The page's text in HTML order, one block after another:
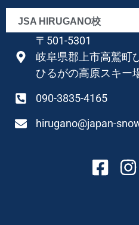
JSA HIRUGANO校
〒501-5301
岐阜県郡上市高鷲町
ひるがの高原スキー
090-3835-4165
hirugano@japan-